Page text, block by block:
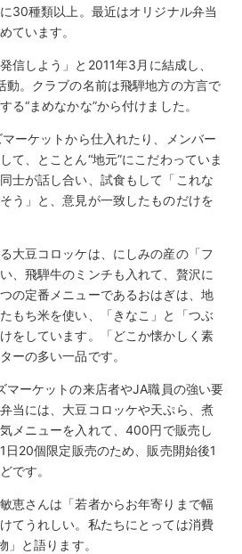
30種類以上。最近はオリジナル弁当
ています。
信しよう」と2011年3月に結成し、
動。クラブの名前は飛騨地方の方言で
る“まめなかな”から付けました。
ーケットから仕入れたり、メンバー
て、とことん“地元”にこだわっていま
士が話し合い、試食もして「これな
う」と、意見が一致したものだけを
大豆コロッケは、にしみの産の「フ
、飛騨牛のミンチも入れて、贅沢に
の定番メニューであるおはぎは、地
もち米を使い、「きなこ」と「つぶ
をしています。「どこか懐かしく素
ーの多い一品です。
マーケットの来店者やJA職員の強い要
当には、大豆コロッケや天ぷら、煮
メニューを入れて、400円で販売し
日20個限定販売のため、販売開始後1
です。
恵さんは「若者からお年寄りまで幅
てうれしい。私たちにとっては消費
」と語ります。